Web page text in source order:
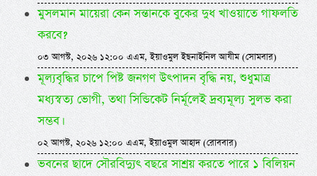
মুসলমান মায়েরা কেন সন্তানকে বুকের দুধ খাওয়াতে গাফলতি
করবে?
০৩ আগস্ট, ২০২৬ ১২:০০ এএম, ইয়াওমুল ইছনাইনিল আযীম (সোমবার)
মূল্যবৃদ্ধির চাপে পিষ্ট জনগণ উৎপাদন বৃদ্ধি নয়, শুধুমাত্র
মধ্যস্বত্য ভোগী, তথা সিন্ডিকেট নির্মূলেই দ্রব্যমূল্য সুলভ করা
সম্ভব।
০২ আগস্ট, ২০২৬ ১২:০০ এএম, ইয়াওমুল আহাদ (রোববার)
ভবনের ছাদে সৌরবিদ্যুৎ বছরে সাশ্রয় করতে পারে ১ বিলিয়ন